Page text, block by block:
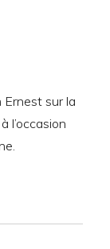
Ernest sur la
l’occasion